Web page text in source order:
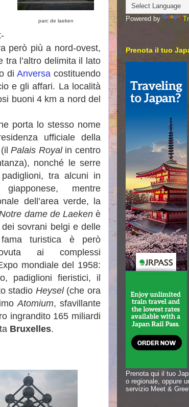
parc de laeken
però più a nord-ovest,
tra l’altro delimita il lato
di Anversa costituendo
e gli affari. La località
buoni 4 km a nord del
porta lo stesso nome
ufficiale della
(ilPalais Royalin centro
nonché le serre
tra alcuni in
mentre
dell’area verde, la
dame de Laekenè
sovrani belgi e delle
turistica è però
ai complessi
mondiale del 1958:
padiglioni fieristici, il
stadio Heysel(che ora
Atomium, sfavillante
ingrandito 165 miliardi
Bruxelles.
Powered by
Prenota il tuo
Prenota qui il tuo
o regionale, oppure
servizio Meet &